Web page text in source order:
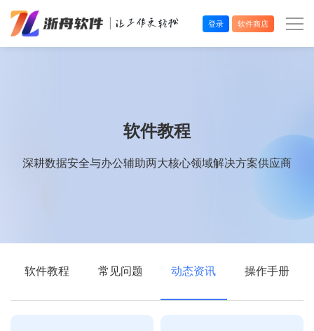
登录 软件商店
软件教程
深耕数据安全与办公辅助两大核心领域解决方案供应商
软件教程 常见问题 动态资讯 操作手册